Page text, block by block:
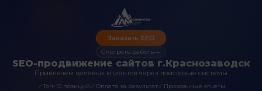
SEO-продвижение сайтов г.Краснозаводск
Привлечем целевых клиентов через поисковые системы
✓Топ-10 позиций ✓Оплата за результат✓ Прозрачные отчеты
Заказать SEO
Смотреть работы →